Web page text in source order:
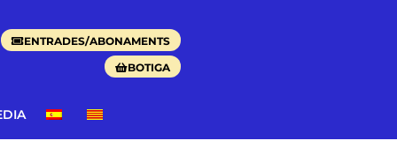
ENTRADES/ABONAMENTS
BOTIGA